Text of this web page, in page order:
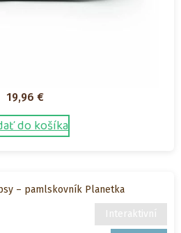
19,96 €
do košíka
Interaktivní
– pamlskovník Planetka